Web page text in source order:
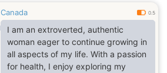
Canada 0.5
I am an extroverted, authentic
woman eager to continue growing in
all aspects of my life. With a passion
for health, I enjoy exploring my